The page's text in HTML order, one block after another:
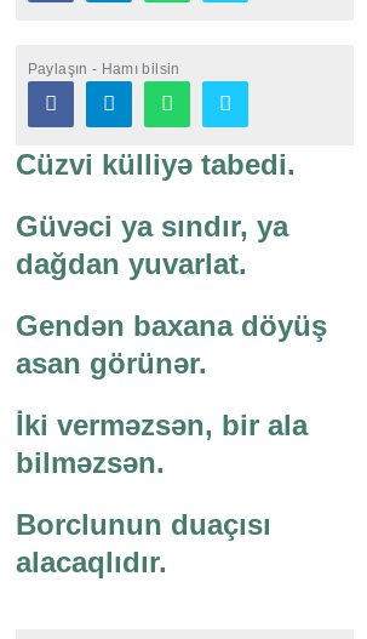
Paylaşın - Hamı bilsin
Cüzvi külliyə tabedi.
Güvəci ya sındır, ya
dağdan yuvarlat.
Gendən baxana döyüş
asan görünər.
İki verməzsən, bir ala
bilməzsən.
Borclunun duaçısı
alacaqlıdır.